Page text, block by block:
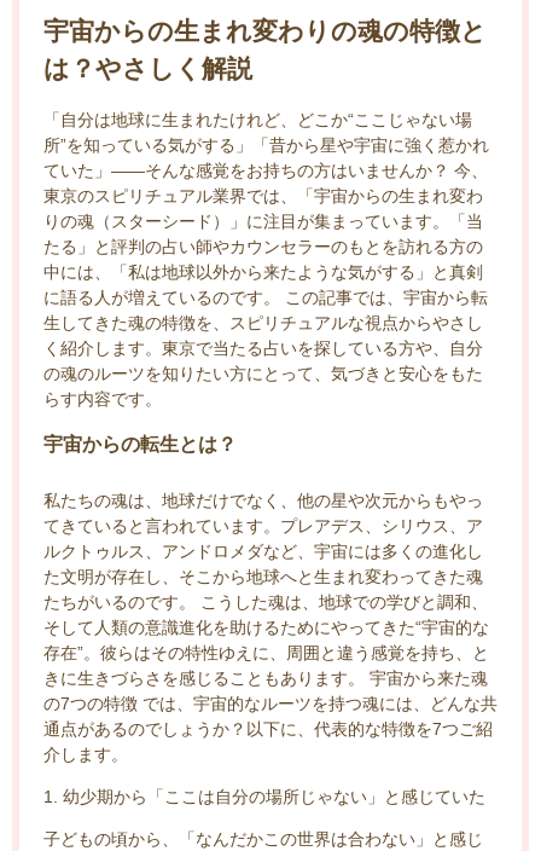
宇宙からの生まれ変わりの魂の特徴と
は？やさしく解説
「自分は地球に生まれたけれど、どこか“ここじゃない場
所”を知っている気がする」「昔から星や宇宙に強く惹かれ
ていた」——そんな感覚をお持ちの方はいませんか？ 今、
東京のスピリチュアル業界では、「宇宙からの生まれ変わ
りの魂（スターシード）」に注目が集まっています。「当
たる」と評判の占い師やカウンセラーのもとを訪れる方の
中には、「私は地球以外から来たような気がする」と真剣
に語る人が増えているのです。 この記事では、宇宙から転
生してきた魂の特徴を、スピリチュアルな視点からやさし
く紹介します。東京で当たる占いを探している方や、自分
の魂のルーツを知りたい方にとって、気づきと安心をもた
らす内容です。
宇宙からの転生とは？
私たちの魂は、地球だけでなく、他の星や次元からもやっ
てきていると言われています。プレアデス、シリウス、ア
ルクトゥルス、アンドロメダなど、宇宙には多くの進化し
た文明が存在し、そこから地球へと生まれ変わってきた魂
たちがいるのです。 こうした魂は、地球での学びと調和、
そして人類の意識進化を助けるためにやってきた“宇宙的な
存在”。彼らはその特性ゆえに、周囲と違う感覚を持ち、と
きに生きづらさを感じることもあります。 宇宙から来た魂
の7つの特徴 では、宇宙的なルーツを持つ魂には、どんな共
通点があるのでしょうか？以下に、代表的な特徴を7つご紹
介します。
1. 幼少期から「ここは自分の場所じゃない」と感じていた
子どもの頃から、「なんだかこの世界は合わない」と感じ